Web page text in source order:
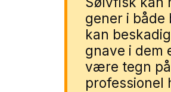
gener i
kan
gnave i dem
være tegn
professionel